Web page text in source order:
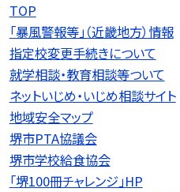
TOP
「暴風警報等」（近畿地方）情報
指定校変更手続きについて
就学相談・教育相談等ついて
ネットいじめ・いじめ相談サイト
地域安全マップ
堺市PTA協議会
堺市学校給食協会
「堺100冊チャレンジ」HP